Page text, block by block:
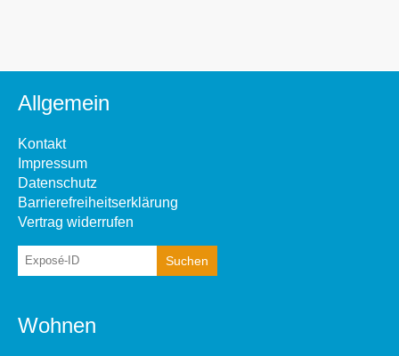
Allgemein
Kontakt
Impressum
Datenschutz
Barrierefreiheitserklärung
Vertrag widerrufen
Wohnen